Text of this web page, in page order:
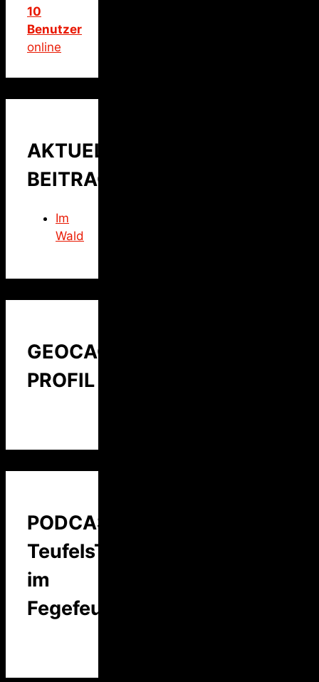
10
Benutzer
online
AKTUELLER
BEITRAG
Im
Wald
GEOCACHING
PROFIL
PODCAST:
TeufelsTalk
im
Fegefeuer